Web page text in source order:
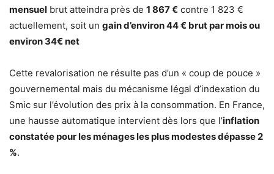
mensuel brut atteindra près de 1 867 € contre 1 823 €
actuellement, soit un gain d’environ 44 € brut par mois ou
environ 34€ net
Cette revalorisation ne résulte pas d’un « coup de pouce »
gouvernemental mais du mécanisme légal d’indexation du
Smic sur l’évolution des prix à la consommation. En France,
une hausse automatique intervient dès lors que l’inflation
constatée pour les ménages les plus modestes dépasse 2
%.